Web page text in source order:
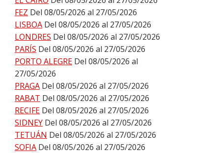
FEZ Del 08/05/2026 al 27/05/2026
LISBOA Del 08/05/2026 al 27/05/2026
LONDRES Del 08/05/2026 al 27/05/2026
PARÍS Del 08/05/2026 al 27/05/2026
PORTO ALEGRE Del 08/05/2026 al
27/05/2026
PRAGA Del 08/05/2026 al 27/05/2026
RABAT Del 08/05/2026 al 27/05/2026
RECIFE Del 08/05/2026 al 27/05/2026
SIDNEY Del 08/05/2026 al 27/05/2026
TETUÁN Del 08/05/2026 al 27/05/2026
SOFIA Del 08/05/2026 al 27/05/2026